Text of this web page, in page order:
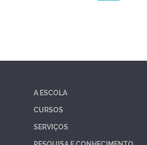
A ESCOLA
CURSOS
SERVIÇOS